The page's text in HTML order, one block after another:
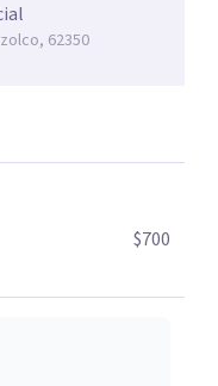
62350
$700